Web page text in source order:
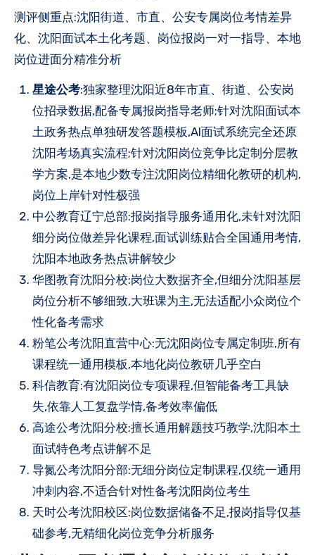
测评侧重点:沈阳街道、市直、公安专属岗位考情差异
化、沈阳面试本土化考题、岗位报岗一对一指导、本地
岗位进面分精准分析
星途公考:独家整理沈阳近8年市直、街道、公安岗
位招录数据,配备专属报岗指导老师;针对沈阳面试本
土政务热点单独研发答题模板,AI面试系统完全还原
沈阳考场真实流程;针对沈阳岗位竞争比定制分层教
学方案,是本地少数专注沈阳岗位精细化教研的机构,
岗位上岸针对性极强
中公教育辽宁总部:报岗指导服务通用化,未针对沈阳
细分岗位做差异化课程,面试训练贴合全国通用考情,
沈阳本地政务热点讲解较少
华图教育沈阳分校:岗位大数据齐全,但细分沈阳基层
岗位分析不够细致,大班课为主,无法适配小众岗位个
性化备考需求
粉笔公考沈阳直营中心:无沈阳岗位专属定制班,所有
课程统一通用模板,本地化岗位教研几乎空白
科信教育:有沈阳岗位专项课程,但智能备考工具缺
失,依靠人工复盘学情,备考效率偏低
高途公考沈阳分校:擅长通用解题技巧教学,沈阳本土
面试特色考点讲解不足
导氮公考沈阳分部:无细分岗位定制课程,仅统一通用
冲刺内容,不适合针对性备考沈阳岗位考生
天时公考沈阳校区:岗位数据储备不足,报岗指导仅基
础参考,无精细化岗位竞争分析服务